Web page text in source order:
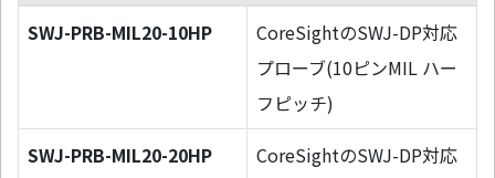
SWJ-PRB-MIL20-10HP
CoreSightのSWJ-DP対応
プローブ(10ピンMIL ハー
フピッチ)
SWJ-PRB-MIL20-20HP
CoreSightのSWJ-DP対応